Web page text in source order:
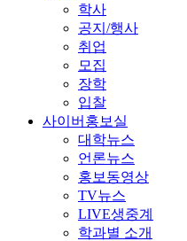
학사
공지/행사
취업
모집
장학
입찰
사이버홍보실
대학뉴스
언론뉴스
홍보동영상
TV뉴스
LIVE생중계
학과별 소개